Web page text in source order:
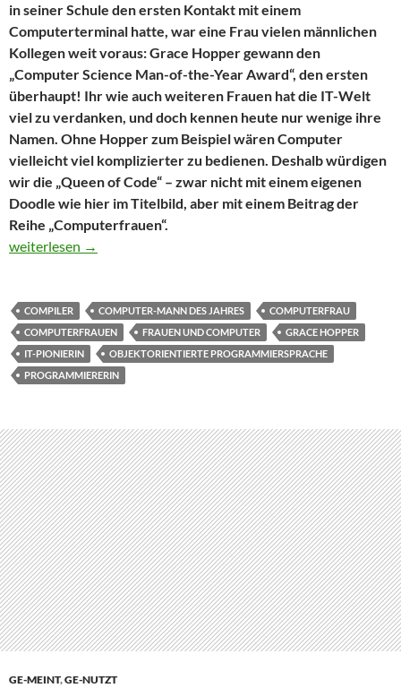
in seiner Schule den ersten Kontakt mit einem
Computerterminal hatte, war eine Frau vielen männlichen
Kollegen weit voraus: Grace Hopper gewann den
„Computer Science Man-of-the-Year Award“, den ersten
überhaupt! Ihr wie auch weiteren Frauen hat die IT-Welt
viel zu verdanken, und doch kennen heute nur wenige ihre
Namen. Ohne Hopper zum Beispiel wären Computer
vielleicht viel komplizierter zu bedienen. Deshalb würdigen
wir die „Queen of Code“ – zwar nicht mit einem eigenen
Doodle wie hier im Titelbild, aber mit einem Beitrag der
Reihe „Computerfrauen“.
Sensation 1969: Der erste Computer-Mann des Jahres war…
weiterlesen →
COMPILER COMPUTER-MANN DES JAHRES
COMPUTERFRAU
COMPUTERFRAUEN
FRAUEN UND COMPUTER
GRACE HOPPER
IT-PIONIERIN
OBJEKTORIENTIERTE PROGRAMMIERSPRACHE
PROGRAMMIERERIN
GE-MEINT,GE-NUTZT